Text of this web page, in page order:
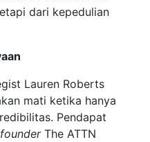
dari kepedulian
Lauren Roberts
mati ketika hanya
Pendapat
founder The ATTN